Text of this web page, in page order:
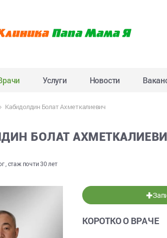
Услуги Новости
Кабидолдин Болат Ахметкалиевич
БОЛАТ
, стаж почти 30 лет
КОРОТКО О ВРАЧЕ